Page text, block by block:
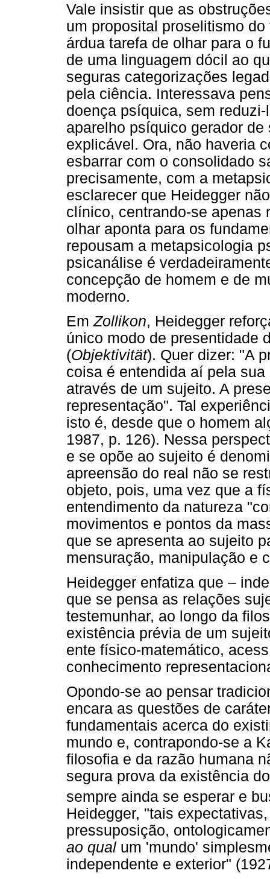
Vale insistir que as
um proposital proselitismo
árdua tarefa de olhar para o
de uma linguagem dócil ao
seguras categorizações
pela ciência. Interessava
doença psíquica, sem
aparelho psíquico gerador
explicável. Ora, não haveria
esbarrar com o consolidado
precisamente, com a
esclarecer que Heidegger
clínico, centrando-se apenas
olhar aponta para os
repousam a metapsicologia
psicanálise é
concepção de homem e de
moderno.
EmZollikon, Heidegger
único modo de presentidade
(Objektivität). Quer dizer: "A
coisa é entendida aí pela
através de um sujeito. A
representação". Tal
isto é, desde que o homem
1987, p. 126). Nessa
e se opõe ao sujeito é
apreensão do real não se
objeto, pois, uma vez que a
entendimento da natureza
movimentos e pontos da
que se apresenta ao sujeito
mensuração, manipulação e
Heidegger enfatiza que –
que se pensa as relações
testemunhar, ao longo da
existência prévia de um
ente físico-matemático,
conhecimento
Opondo-se ao pensar
encara as questões de
fundamentais acerca do
mundo e, contrapondo-se a
filosofia e da razão humana
segura prova da existência
sempre ainda se esperar e
Heidegger, "tais
pressuposição,
ao qual um 'mundo'
independente e exterior"